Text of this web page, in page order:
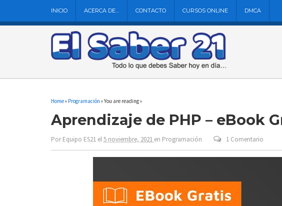
INICIO ACERCA DE… CONTACTO CURSOS ONLINE DMCA
Home» Programación » You are reading »
Aprendizaje de PHP – eBook
PorEquipo ES21 el5 noviembre, 2021 en Programación 1 Comentario